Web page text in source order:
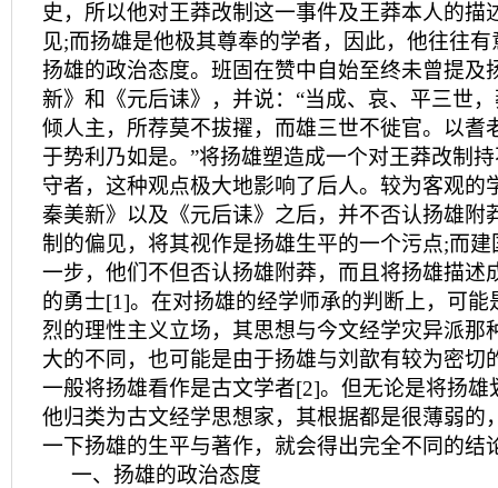
史，所以他对王莽改制这一事件及王莽本人的描
见;而扬雄是他极其尊奉的学者，因此，他往往
扬雄的政治态度。班固在赞中自始至终未曾提及
新》和《元后诔》，并说：“当成、哀、平三世
倾人主，所荐莫不拔擢，而雄三世不徙官。以耆
于势利乃如是。”将扬雄塑造成一个对王莽改制
守者，这种观点极大地影响了后人。较为客观的
秦美新》以及《元后诔》之后，并不否认扬雄附
制的偏见，将其视作是扬雄生平的一个污点;而
一步，他们不但否认扬雄附莽，而且将扬雄描述
的勇士[1]。在对扬雄的经学师承的判断上，可能
烈的理性主义立场，其思想与今文经学灾异派那
大的不同，也可能是由于扬雄与刘歆有较为密切
一般将扬雄看作是古文学者[2]。但无论是将扬雄
他归类为古文经学思想家，其根据都是很薄弱的
一下扬雄的生平与著作，就会得出完全不同的结
一、扬雄的政治态度